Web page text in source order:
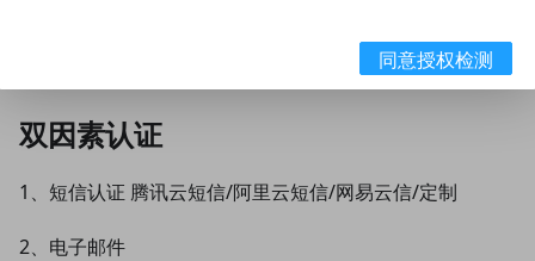
双因素认证
1、短信认证 腾讯云短信/阿里云短信/网易云信/定制
2、电子邮件
同意授权检测